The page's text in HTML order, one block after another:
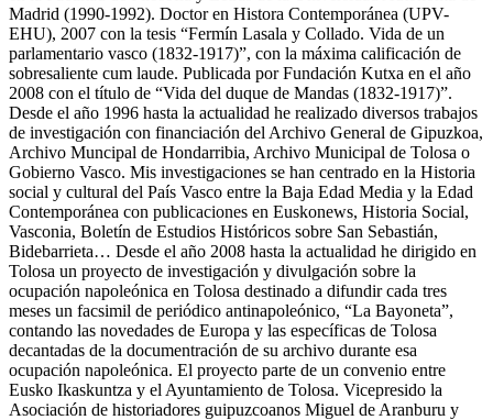
Madrid (1990-1992). Doctor en Histora Contemporánea (UPV-
EHU), 2007 con la tesis “Fermín Lasala y Collado. Vida de un
parlamentario vasco (1832-1917)”, con la máxima calificación de
sobresaliente cum laude. Publicada por Fundación Kutxa en el año
2008 con el título de “Vida del duque de Mandas (1832-1917)”.
Desde el año 1996 hasta la actualidad he realizado diversos trabajos
de investigación con financiación del Archivo General de Gipuzkoa,
Archivo Muncipal de Hondarribia, Archivo Municipal de Tolosa o
Gobierno Vasco. Mis investigaciones se han centrado en la Historia
social y cultural del País Vasco entre la Baja Edad Media y la Edad
Contemporánea con publicaciones en Euskonews, Historia Social,
Vasconia, Boletín de Estudios Históricos sobre San Sebastián,
Bidebarrieta… Desde el año 2008 hasta la actualidad he dirigido en
Tolosa un proyecto de investigación y divulgación sobre la
ocupación napoleónica en Tolosa destinado a difundir cada tres
meses un facsimil de periódico antinapoleónico, “La Bayoneta”,
contando las novedades de Europa y las específicas de Tolosa
decantadas de la documentración de su archivo durante esa
ocupación napoleónica. El proyecto parte de un convenio entre
Eusko Ikaskuntza y el Ayuntamiento de Tolosa. Vicepresido la
Asociación de historiadores guipuzcoanos Miguel de Aranburu y